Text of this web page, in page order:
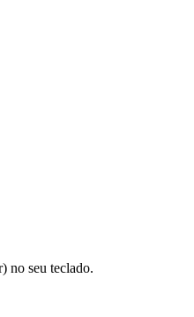
no seu teclado.